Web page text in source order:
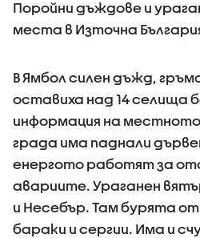
Поройни дъждове и
места в Източна
В Ямбол силен дъжд,
оставиха над 14 селища
информация на местното
града има паднали
енергото работят за
авариите. Ураганен
и Несебър. Там бурята
бараки и сергии. Има и